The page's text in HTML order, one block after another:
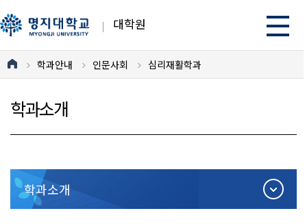
대학원
학과안내 인문사회 심리재활학과
학과소개
학과소개